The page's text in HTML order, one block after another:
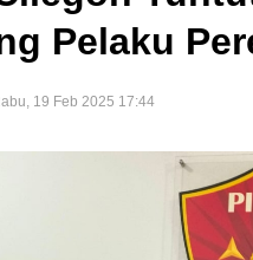
Pelaku
19 Feb 2025 17:44